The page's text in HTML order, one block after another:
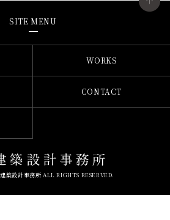
SITE MENU
WORKS
CONTACT
築設計事務所 ALL RIGHTS RESERVED.